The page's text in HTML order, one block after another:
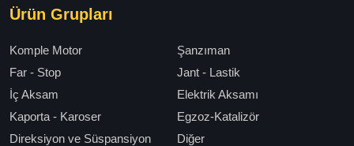
Ürün Grupları
Komple Motor
Şanzıman
Far - Stop
Jant - Lastik
İç Aksam
Elektrik Aksamı
Kaporta - Karoser
Egzoz-Katalizör
Direksiyon ve Süspansiyon
Diğer